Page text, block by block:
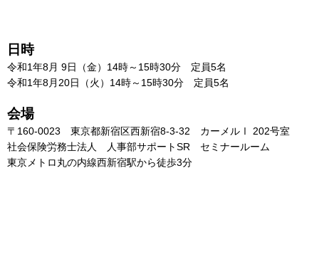
日時
令和1年8月 9日（金）14時～15時30分 定員5名
令和1年8月20日（火）14時～15時30分 定員5名
会場
​〒160-0023 東京都新宿区西新宿8-3-32 カーメルⅠ 202号室
社会保険労務士法人 人事部サポートSR セミナールーム
東京メトロ丸の内線西新宿駅から徒歩3分